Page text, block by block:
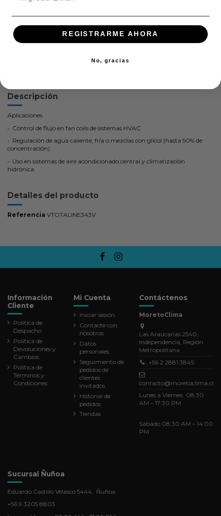
En stock:
Descripción
Aplicaciones
• Control de flujo en fan coils de sistemas HVAC.
• Regulación de agua caliente, fría o mezclas con glicol (hasta 50% de
concentración).
• Uso en sistemas de aire acondicionado central y climatización
hidrónica.
Detalles del producto
Referencia VTOTALINE343V
Información
Cliente
Política de
Despacho
Política de
Devoluciones y
Cambios
Política de
Términos y
Condiciones
Mi Cuenta
Iniciar sesión
Contacte con
nosotros
Datos
personales
Seguimiento de
pedidos de
clientes
invitados
Historial de
pedidos
Tiendas
Contáctenos
MoretoClima
Las Araucarias 2540,
Independencia, Región
Metropolitana
+56 2 2881 3845
contacto@moretoclima.cl
Lunes a Viernes 08:30
AM – 17:30 PM
Sábado 08:30 AM – 14:00
PM
Sucursal Ñuñoa
Eduardo Castillo Velasco 5444. Ñuñoa
+56 9 3205 8803
REGISTRARME AHORA
No, gracias